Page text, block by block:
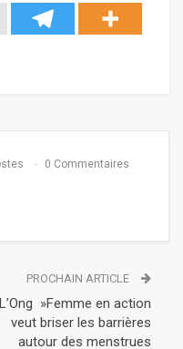
0 Commentaires
PROCHAIN ARTICLE
L’Ong »Femme en action
veut briser les barrières
autour des menstrues